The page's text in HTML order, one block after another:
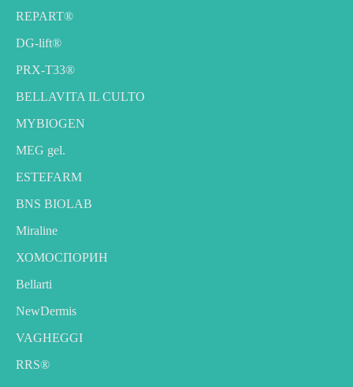
REPART®
DG-lift®️
PRX-T33®
BELLAVITA IL CULTO
MYBIOGEN
MEG gel.
ESTEFARM
BNS BIOLAB
Miraline
ХОМОСПОРИН
Bellarti
NewDermis
VAGHEGGI
RRS®